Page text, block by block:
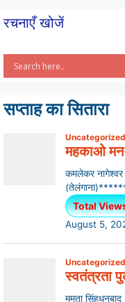
रचनाएँ खोजें
सप्ताह का सितारा